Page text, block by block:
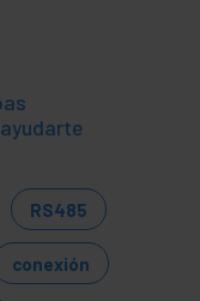
RS485
conexión